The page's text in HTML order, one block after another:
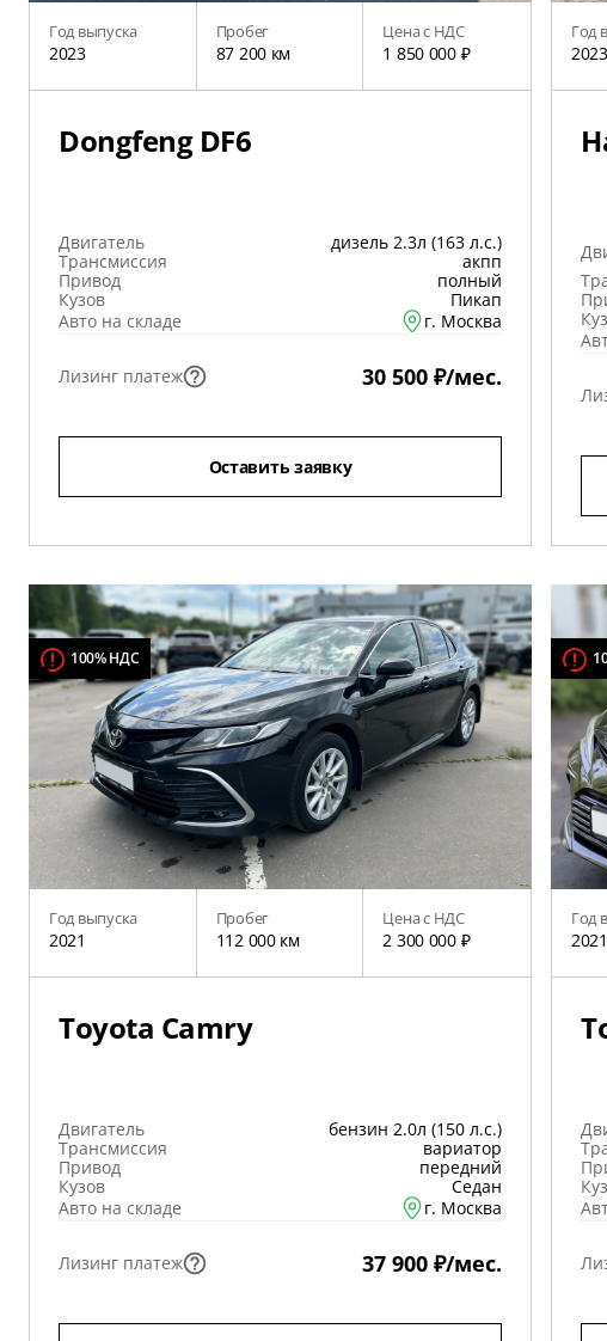
Год выпуска
2023
Пробег
87 200 км
Цена с НДС
1 850 000 ₽
Dongfeng DF6
Двигатель
дизель 2.3л (163 л.с.)
Трансмиссия
акпп
Привод
полный
Кузов
Пикап
Авто на складе
г. Москва
Лизинг платеж 30 500 ₽/мес.
Оставить заявку
Год
2023
100% НДС
Год выпуска
2021
Пробег
112 000 км
Цена с НДС
2 300 000 ₽
Toyota Camry
Двигатель
бензин 2.0л (150 л.с.)
Трансмиссия
вариатор
Привод
передний
Кузов
Седан
Авто на складе
г. Москва
Лизинг платеж 37 900 ₽/мес.
Год
2021